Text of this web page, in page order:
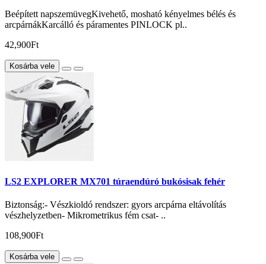
Beépített napszemüvegKivehető, mosható kényelmes bélés és
arcpárnákKarcálló és páramentes PINLOCK pl..
42,900Ft
Kosárba vele
LS2 EXPLORER MX701 túraendúró bukósisak fehér
Biztonság:- Vészkioldó rendszer: gyors arcpárna eltávolítás
vészhelyzetben- Mikrometrikus fém csat- ..
108,900Ft
Kosárba vele